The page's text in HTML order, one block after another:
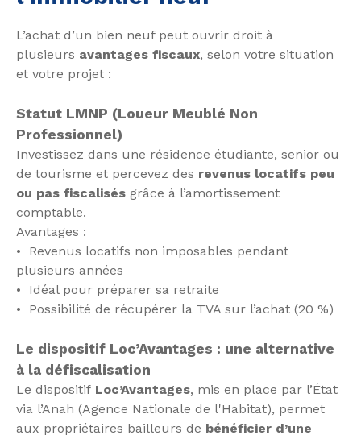
L’achat d’un bien neuf peut ouvrir droit à
plusieurs avantages fiscaux, selon votre situation
et votre projet :
Statut LMNP (Loueur Meublé Non
Professionnel)
Investissez dans une résidence étudiante, senior ou
de tourisme et percevez des revenus locatifs peu
ou pas fiscalisés grâce à l’amortissement
comptable.
Avantages :
Revenus locatifs non imposables pendant
plusieurs années
Idéal pour préparer sa retraite
Possibilité de récupérer la TVA sur l’achat (20 %)
Le dispositif Loc’Avantages : une alternative
à la défiscalisation
Le dispositif Loc’Avantages, mis en place par l’État
via l’Anah (Agence Nationale de l'Habitat), permet
aux propriétaires bailleurs de bénéficier d’une